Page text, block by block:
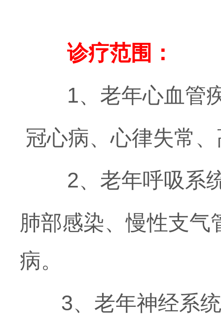
诊疗范围：
1、老年心血管
冠心病、心律失常
2、老年呼吸系
肺部感染、慢性支气
病。
3、老年神经系统